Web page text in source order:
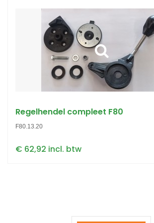
Regelhendel compleet F80
F80.13.20
€ 62,92 incl. btw